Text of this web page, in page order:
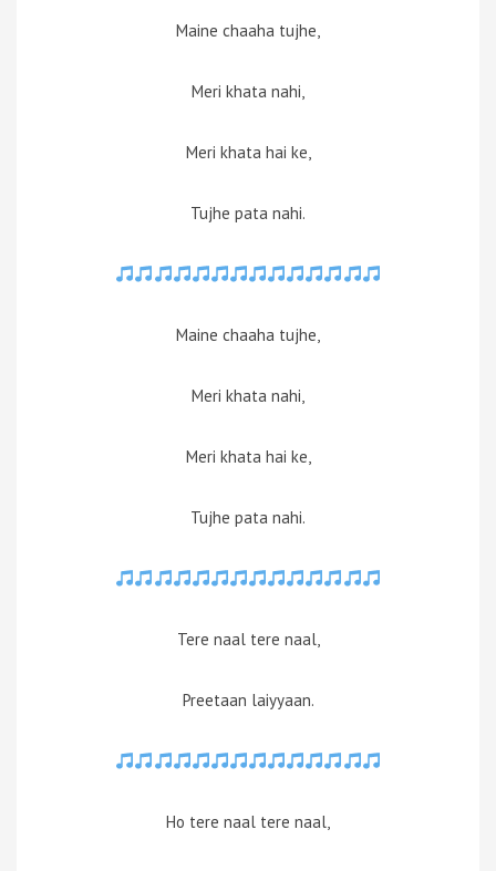
Maine chaaha tujhe,
Meri khata nahi,
Meri khata hai ke,
Tujhe pata nahi.
Maine chaaha tujhe,
Meri khata nahi,
Meri khata hai ke,
Tujhe pata nahi.
Tere naal tere naal,
Preetaan laiyyaan.
Ho tere naal tere naal,